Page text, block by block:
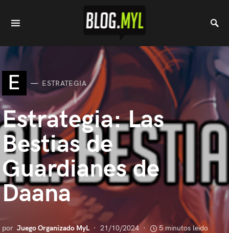
E ESTRATEGIA
Estrategia: Las
Bestias de
Guardianes de
Daana
por Juego Organizado MyL 21/10/2024 5 minutos leido